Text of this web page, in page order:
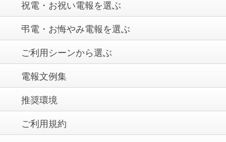
祝電・お祝い電報を選ぶ
弔電・お悔やみ電報を選ぶ
ご利用シーンから選ぶ
電報文例集
推奨環境
ご利用規約